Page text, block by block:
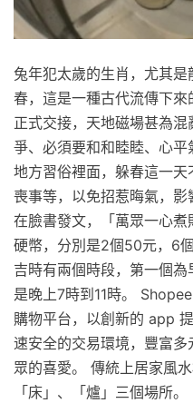
兔年犯太歲的生肖，尤其
春，這是一種古代流傳下
正式交接，天地磁場甚為
爭、必須要和和睦睦、心
地方習俗裡面，躲春這一
喪事等，以免招惹晦氣，
在臉書發文，「萬眾一心
硬幣，分別是2個50元，6
吉時有兩個時段，第一個為
是晚上7時到11時。
購物平台，以創新的 app
速安全的交易環境，豐富
眾的喜愛。 傳統上居家風
「床」、「爐」三個場所。